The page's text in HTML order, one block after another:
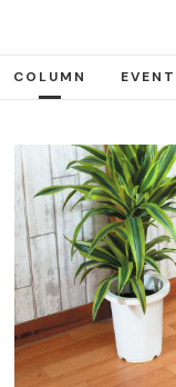
COLUMN EVENT